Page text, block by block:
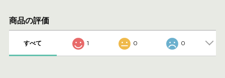
商品の評価
すべて 1 0 0